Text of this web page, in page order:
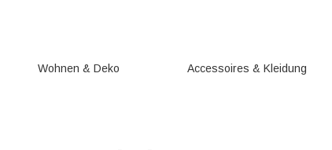
Wohnen & Deko Accessoires & Kleidung